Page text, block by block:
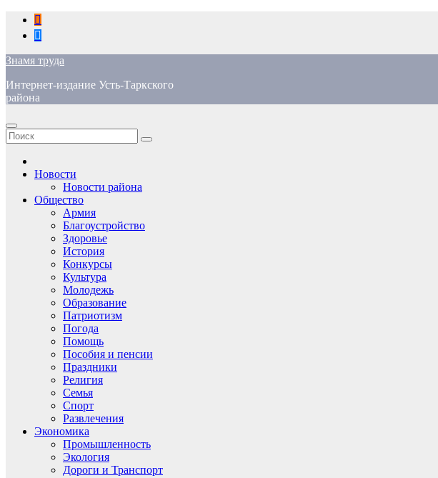
Перейти
содержимому
Знамя труда
Интернет-издание Усть-Таркского
района
Новости
Новости района
Общество
Армия
Благоустройство
Здоровье
История
Конкурсы
Культура
Молодежь
Образование
Патриотизм
Погода
Помощь
Пособия и пенсии
Праздники
Религия
Семья
Спорт
Развлечения
Экономика
Промышленность
Экология
Дороги и Транспорт